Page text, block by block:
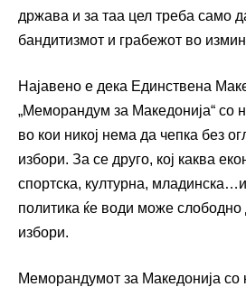
држава и за таа цел треба само
бандитизмот и грабежот во
Најавено е дека Единствена
„Меморандум за Македонија“ со
во кои никој нема да чепка без
избори. За се друго, кој каква
спортска, културна,
политика ќе води може
избори.
Меморандумот за Македонија со